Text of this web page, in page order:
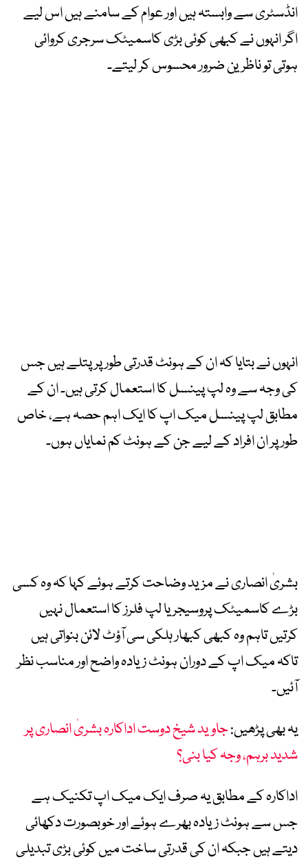
انڈسٹری سے وابستہ ہیں اور عوام کے سامنے ہیں اس لیے
اگر انہوں نے کبھی کوئی بڑی کاسمیٹک سرجری کروائی
ہوتی تو ناظرین ضرور محسوس کر لیتے۔
انہوں نے بتایا کہ ان کے ہونٹ قدرتی طور پر پتلے ہیں جس
کی وجہ سے وہ لپ پینسل کا استعمال کرتی ہیں۔ ان کے
مطابق لپ پینسل میک اپ کا ایک اہم حصہ ہے، خاص
طور پر ان افراد کے لیے جن کے ہونٹ کم نمایاں ہوں۔
بشریٰ انصاری نے مزید وضاحت کرتے ہوئے کہا کہ وہ کسی
بڑے کاسمیٹک پروسیجر یا لپ فلرز کا استعمال نہیں
کرتیں تاہم وہ کبھی کبھار ہلکی سی آؤٹ لائن بنواتی ہیں
تاکہ میک اپ کے دوران ہونٹ زیادہ واضح اور مناسب نظر
آئیں۔
یہ بھی پڑھیں:جاوید شیخ دوست اداکارہ بشریٰ انصاری پر
شدید برہم، وجہ کیا بنی؟
اداکارہ کے مطابق یہ صرف ایک میک اپ تکنیک ہے
جس سے ہونٹ زیادہ بھرے ہوئے اور خوبصورت دکھائی
دیتے ہیں جبکہ ان کی قدرتی ساخت میں کوئی بڑی تبدیلی